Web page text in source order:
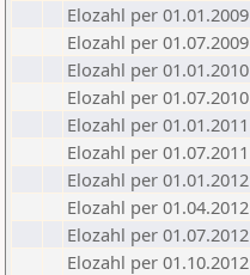
Elozahl per 01.01.2009
Elozahl per 01.07.2009
Elozahl per 01.01.2010
Elozahl per 01.07.2010
Elozahl per 01.01.2011
Elozahl per 01.07.2011
Elozahl per 01.01.2012
Elozahl per 01.04.2012
Elozahl per 01.07.2012
Elozahl per 01.10.2012